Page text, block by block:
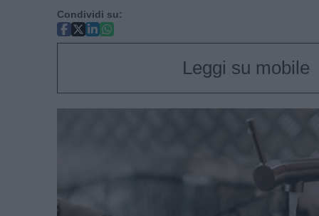
Condividi su:
Leggi su mobile